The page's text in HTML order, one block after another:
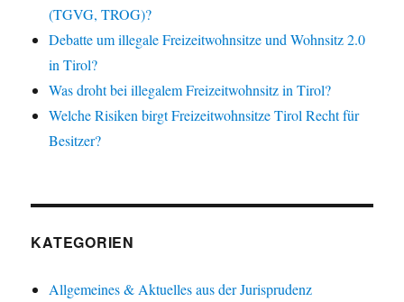
(TGVG, TROG)?
Debatte um illegale Freizeitwohnsitze und Wohnsitz 2.0
in Tirol?
Was droht bei illegalem Freizeitwohnsitz in Tirol?
Welche Risiken birgt Freizeitwohnsitze Tirol Recht für
Besitzer?
KATEGORIEN
Allgemeines & Aktuelles aus der Jurisprudenz